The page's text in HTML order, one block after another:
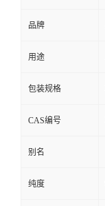
品牌
用途
包装规格
CAS编号
别名
纯度